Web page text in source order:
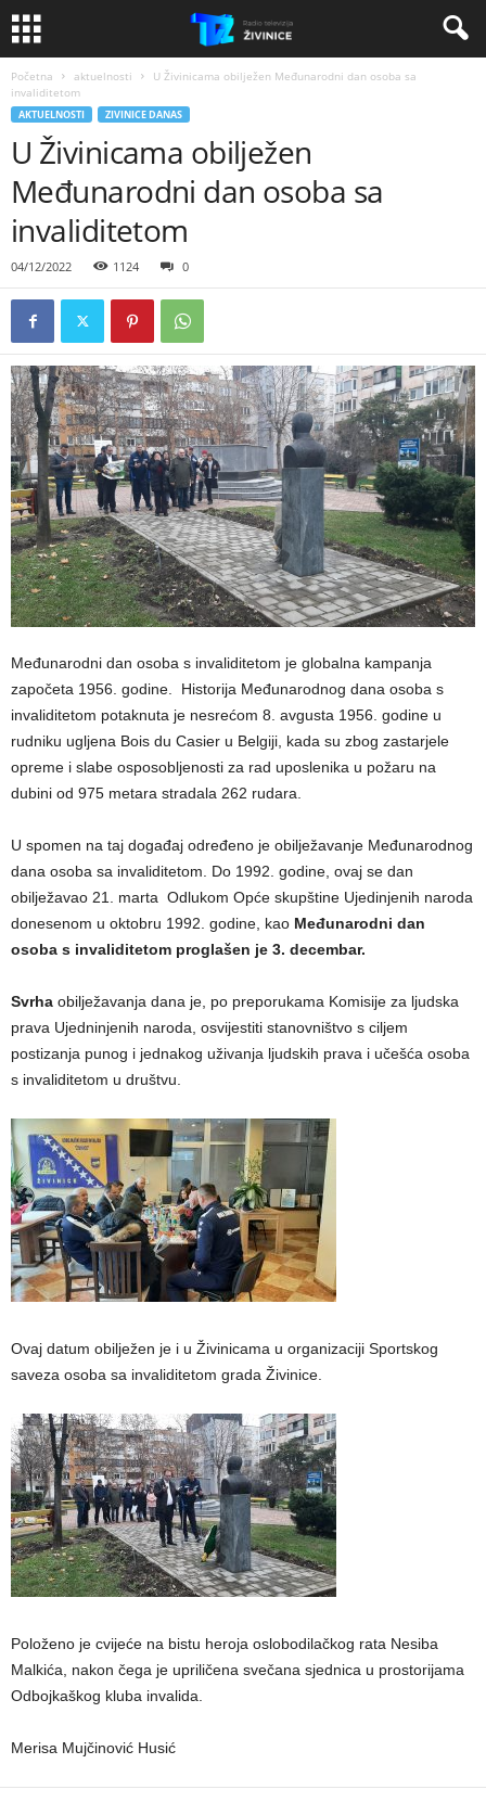
Početna aktuelnosti
U Živinicama obilježen Međunarodni dan osoba sa
invaliditetom
AKTUELNOSTI ZIVINICE DANAS
U Živinicama obilježen
Međunarodni dan osoba sa
invaliditetom
04/12/2022 1124 0
Međunarodni dan osoba s invaliditetom je globalna kampanja
započeta 1956. godine. Historija Međunarodnog dana osoba s
invaliditetom potaknuta je nesrećom 8. avgusta 1956. godine u
rudniku ugljena Bois du Casier u Belgiji, kada su zbog zastarjele
opreme i slabe osposobljenosti za rad uposlenika u požaru na
dubini od 975 metara stradala 262 rudara.
U spomen na taj događaj određeno je obilježavanje Međunarodnog
dana osoba sa invaliditetom. Do 1992. godine, ovaj se dan
obilježavao 21. marta Odlukom Opće skupštine Ujedinjenih naroda
donesenom u oktobru 1992. godine, kao Međunarodni dan
osoba s invaliditetom proglašen je 3. decembar.
Svrha obilježavanja dana je, po preporukama Komisije za ljudska
prava Ujedninjenih naroda, osvijestiti stanovništvo s ciljem
postizanja punog i jednakog uživanja ljudskih prava i učešća osoba
s invaliditetom u društvu.
Ovaj datum obilježen je i u Živinicama u organizaciji Sportskog
saveza osoba sa invaliditetom grada Živinice.
Položeno je cvijeće na bistu heroja oslobodilačkog rata Nesiba
Malkića, nakon čega je upriličena svečana sjednica u prostorijama
Odbojkaškog kluba invalida.
Merisa Mujčinović Husić